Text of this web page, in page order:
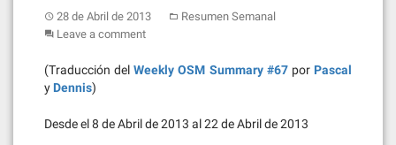
28 de Abril de 2013
Resumen Semanal
Leave a comment
(Traducción delWeekly OSM Summary #67por Pascal
y Dennis)
Desde el 8 de Abril de 2013 al 22 de Abril de 2013